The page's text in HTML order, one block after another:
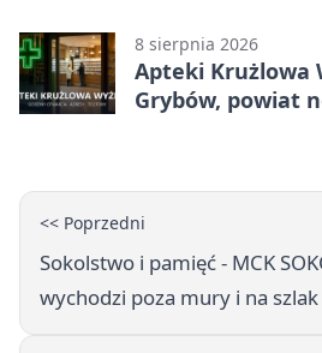
8 sierpnia 2026
Apteki Krużlowa
Grybów, powiat
<< Poprzedni
Sokolstwo i pamięć - MCK
wychodzi poza mury i na szlak